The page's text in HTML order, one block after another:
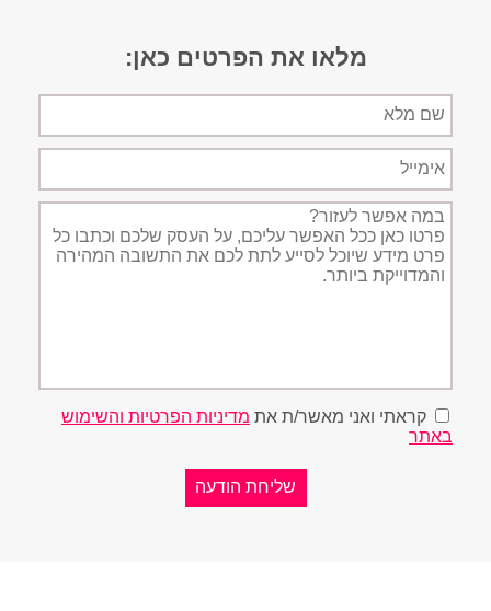
מלאו את הפרטים כאן:
מלא
תיאור
הפניה
קראתי ואני מאשר/ת את מדיניות הפרטיות והשימוש
באתר